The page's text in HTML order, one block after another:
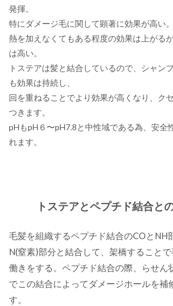
発揮。
特にダメージ毛に関して顕著に効果が高い。
熱を加えなくてもある程度の効果は上がる
は高い。
トステアは髪と結合しているので、シャン
も効果は持続し、
回を重ねることでより効果が高くなり、ク
つきます。
​pHもpH６〜pH7.8と中性域である為、安全
れます。
トステアとペプチド結合と
毛髪を組織するペプチド結合のCOとNH
N(窒素)部分と結合して、架橋すること
働きをする。ペプチド結合の際、らせん
でこの結合によってダメージホールを補
す。